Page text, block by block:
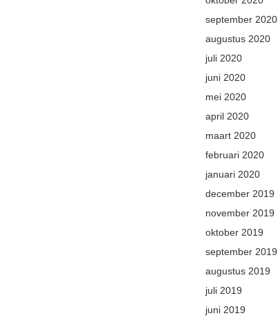
september 2020
augustus 2020
juli 2020
juni 2020
mei 2020
april 2020
maart 2020
februari 2020
januari 2020
december 2019
november 2019
oktober 2019
september 2019
augustus 2019
juli 2019
juni 2019